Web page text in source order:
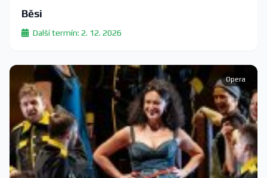
Běsi
Další termín: 2. 12. 2026
Opera